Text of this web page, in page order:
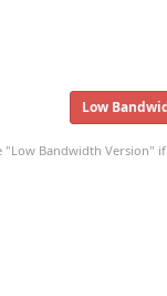
Low
"Low Bandwidth Version"